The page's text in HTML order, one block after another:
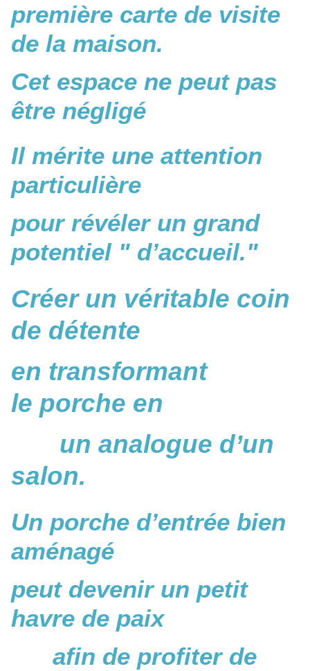
première carte de visite
de la maison.
Cet espace ne peut pas
être négligé
Il mérite une attention
particulière
pour révéler un grand
potentiel " d’accueil."
Créer un véritable coin
de détente
en transformant
le porche en
un analogue d’un
salon.
Un porche d’entrée bien
aménagé
peut devenir un petit
havre de paix
afin de profiter de